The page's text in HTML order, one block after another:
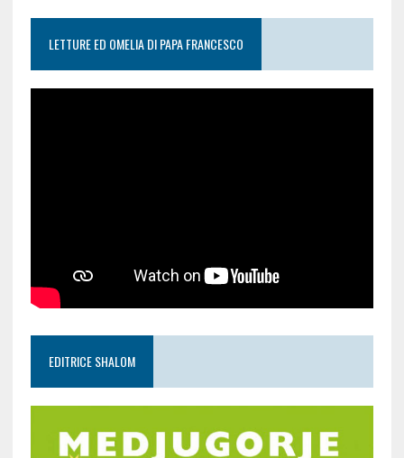
LETTURE ED OMELIA DI PAPA FRANCESCO
EDITRICE SHALOM